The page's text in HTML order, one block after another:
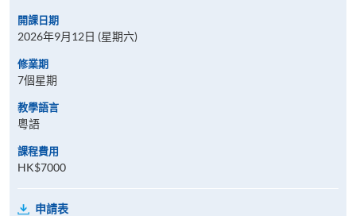
開課日期
2026年9月12日 (星期六)
修業期
7個星期
教學語言
粵語
課程費用
HK$7000
申請表